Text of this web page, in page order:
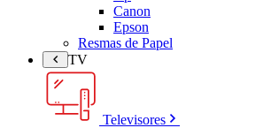
Canon
Epson
Resmas de Papel
TV
Televisores